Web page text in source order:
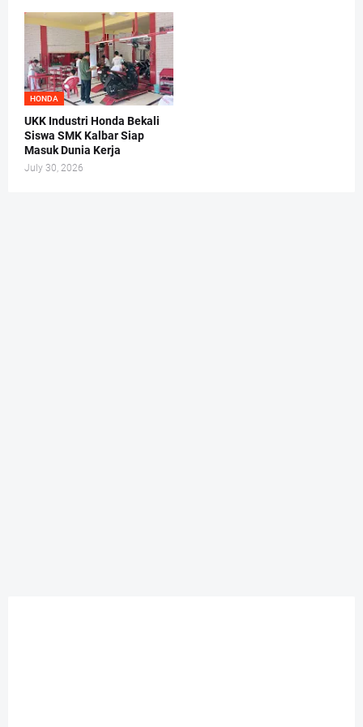
HONDA
UKK Industri Honda Bekali
Siswa SMK Kalbar Siap
Masuk Dunia Kerja
July 30, 2026